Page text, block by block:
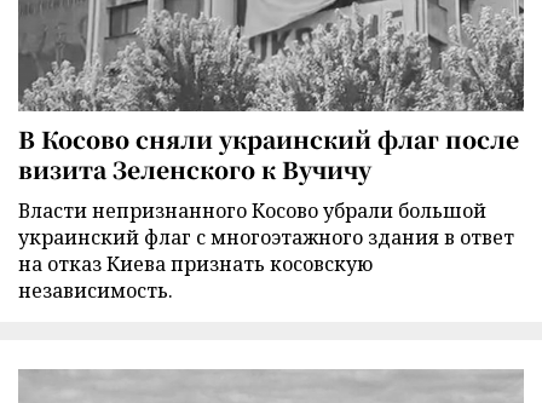
В Косово сняли украинский флаг после
визита Зеленского к Вучичу
Власти непризнанного Косово убрали большой
украинский флаг с многоэтажного здания в ответ
на отказ Киева признать косовскую
независимость.